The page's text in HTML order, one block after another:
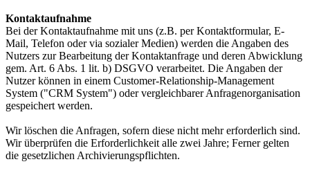
Kontaktaufnahme
Bei der Kontaktaufnahme mit uns (z.B. per Kontaktformular, E-
Mail, Telefon oder via sozialer Medien) werden die Angaben des
Nutzers zur Bearbeitung der Kontaktanfrage und deren Abwicklung
gem. Art. 6 Abs. 1 lit. b) DSGVO verarbeitet. Die Angaben der
Nutzer können in einem Customer-Relationship-Management
System ("CRM System") oder vergleichbarer Anfragenorganisation
gespeichert werden.
Wir löschen die Anfragen, sofern diese nicht mehr erforderlich sind.
Wir überprüfen die Erforderlichkeit alle zwei Jahre; Ferner gelten
die gesetzlichen Archivierungspflichten.